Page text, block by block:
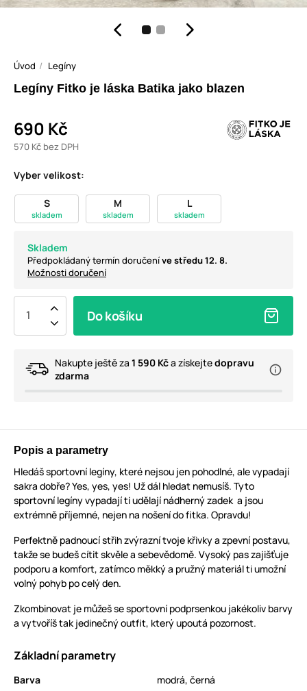
Úvod Legíny
Legíny Fitko je láska Batika jako blazen
690 Kč
570 Kč bez DPH
Vyber velikost:
S
skladem
M
skladem
L
skladem
Skladem
Předpokládaný termín doručeníve středu 12. 8.
Možnosti doručení
Do košíku
Nakupte ještě za 1 590 Kča získejtedopravu
zdarma
Popis a parametry
Hledáš sportovní legíny, které nejsou jen pohodlné, ale vypadají
sakra dobře? Yes, yes, yes! Už dál hledat nemusíš. Tyto
sportovní legíny vypadají ti udělají nádherný zadek a jsou
extrémně příjemné, nejen na nošení do fitka. Opravdu!
Perfektně padnoucí střih zvýrazní tvoje křivky a zpevní postavu,
takže se budeš cítit skvěle a sebevědomě. Vysoký pas zajišťuje
podporu a komfort, zatímco měkký a pružný materiál ti umožní
volný pohyb po celý den.
Zkombinovat je můžeš se sportovní podprsenkou jakékoliv barvy
a vytvoříš tak jedinečný outfit, který upoutá pozornost.
Základní parametry
Barva modrá, černá